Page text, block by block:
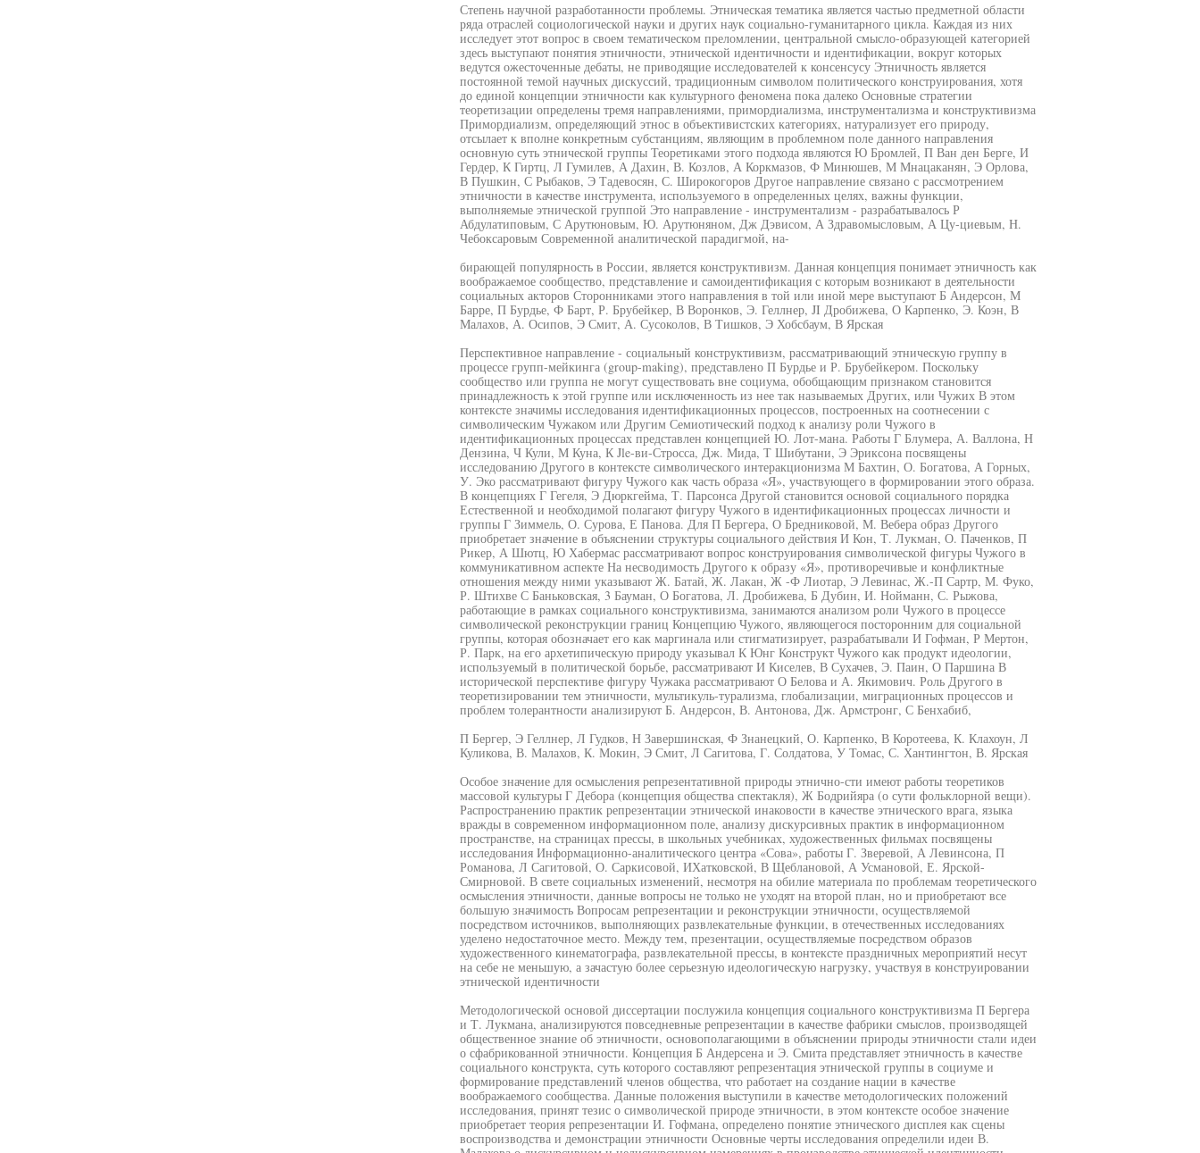
Степень научной разработанности проблемы. Этническая тематика является частью предметной области
ряда отраслей социологической науки и других наук социально-гуманитарного цикла. Каждая из них
исследует этот вопрос в своем тематическом преломлении, центральной смысло-образующей категорией
здесь выступают понятия этничности, этнической идентичности и идентификации, вокруг которых
ведутся ожесточенные дебаты, не приводящие исследователей к консенсусу Этничность является
постоянной темой научных дискуссий, традиционным символом политического конструирования, хотя
до единой концепции этничности как культурного феномена пока далеко Основные стратегии
теоретизации определены тремя направлениями, примордиализма, инструментализма и конструктивизма
Примордиализм, определяющий этнос в объективистских категориях, натурализует его природу,
отсылает к вполне конкретным субстанциям, являющим в проблемном поле данного направления
основную суть этнической группы Теоретиками этого подхода являются Ю Бромлей, П Ван ден Берге, И
Гердер, К Гиртц, Л Гумилев, А Дахин, В. Козлов, А Коркмазов, Ф Минюшев, М Мнацаканян, Э Орлова,
В Пушкин, С Рыбаков, Э Тадевосян, С. Широкогоров Другое направление связано с рассмотрением
этничности в качестве инструмента, используемого в определенных целях, важны функции,
выполняемые этнической группой Это направление - инструментализм - разрабатывалось Р
Абдулатиповым, С Арутюновым, Ю. Арутюняном, Дж Дэвисом, А Здравомысловым, А Цу-циевым, Н.
Чебоксаровым Современной аналитической парадигмой, на-
бирающей популярность в России, является конструктивизм. Данная концепция понимает этничность как
воображаемое сообщество, представление и самоидентификация с которым возникают в деятельности
социальных акторов Сторонниками этого направления в той или иной мере выступают Б Андерсон, М
Барре, П Бурдье, Ф Барт, Р. Брубейкер, В Воронков, Э. Геллнер, JI Дробижева, О Карпенко, Э. Коэн, В
Малахов, А. Осипов, Э Смит, А. Сусоколов, В Тишков, Э Хобсбаум, В Ярская
Перспективное направление - социальный конструктивизм, рассматривающий этническую группу в
процессе групп-мейкинга (group-making), представлено П Бурдье и Р. Брубейкером. Поскольку
сообщество или группа не могут существовать вне социума, обобщающим признаком становится
принадлежность к этой группе или исключенность из нее так называемых Других, или Чужих В этом
контексте значимы исследования идентификационных процессов, построенных на соотнесении с
символическим Чужаком или Другим Семиотический подход к анализу роли Чужого в
идентификационных процессах представлен концепцией Ю. Лот-мана. Работы Г Блумера, А. Валлона, Н
Дензина, Ч Кули, М Куна, К Jle-ви-Стросса, Дж. Мида, Т Шибутани, Э Эриксона посвящены
исследованию Другого в контексте символического интеракционизма М Бахтин, О. Богатова, А Горных,
У. Эко рассматривают фигуру Чужого как часть образа «Я», участвующего в формировании этого образа.
В концепциях Г Гегеля, Э Дюркгейма, Т. Парсонса Другой становится основой социального порядка
Естественной и необходимой полагают фигуру Чужого в идентификационных процессах личности и
группы Г Зиммель, О. Сурова, Е Панова. Для П Бергера, О Бредниковой, М. Вебера образ Другого
приобретает значение в объяснении структуры социального действия И Кон, Т. Лукман, О. Паченков, П
Рикер, А Шютц, Ю Хабермас рассматривают вопрос конструирования символической фигуры Чужого в
коммуникативном аспекте На несводимость Другого к образу «Я», противоречивые и конфликтные
отношения между ними указывают Ж. Батай, Ж. Лакан, Ж -Ф Лиотар, Э Левинас, Ж.-П Сартр, М. Фуко,
Р. Штихве С Баньковская, 3 Бауман, О Богатова, Л. Дробижева, Б Дубин, И. Нойманн, С. Рыжова,
работающие в рамках социального конструктивизма, занимаются анализом роли Чужого в процессе
символической реконструкции границ Концепцию Чужого, являющегося посторонним для социальной
группы, которая обозначает его как маргинала или стигматизирует, разрабатывали И Гофман, Р Мертон,
Р. Парк, на его архетипическую природу указывал К Юнг Конструкт Чужого как продукт идеологии,
используемый в политической борьбе, рассматривают И Киселев, В Сухачев, Э. Паин, О Паршина В
исторической перспективе фигуру Чужака рассматривают О Белова и А. Якимович. Роль Другого в
теоретизировании тем этничности, мультикуль-турализма, глобализации, миграционных процессов и
проблем толерантности анализируют Б. Андерсон, В. Антонова, Дж. Армстронг, С Бенхабиб,
П Бергер, Э Геллнер, Л Гудков, Н Завершинская, Ф Знанецкий, О. Карпенко, В Коротеева, К. Клахоун, Л
Куликова, В. Малахов, К. Мокин, Э Смит, Л Сагитова, Г. Солдатова, У Томас, С. Хантингтон, В. Ярская
Особое значение для осмысления репрезентативной природы этнично-сти имеют работы теоретиков
массовой культуры Г Дебора (концепция общества спектакля), Ж Бодрийяра (о сути фольклорной вещи).
Распространению практик репрезентации этнической инаковости в качестве этнического врага, языка
вражды в современном информационном поле, анализу дискурсивных практик в информационном
пространстве, на страницах прессы, в школьных учебниках, художественных фильмах посвящены
исследования Информационно-аналитического центра «Сова», работы Г. Зверевой, А Левинсона, П
Романова, Л Сагитовой, О. Саркисовой, ИХатковской, В Щеблановой, А Усмановой, Е. Ярской-
Смирновой. В свете социальных изменений, несмотря на обилие материала по проблемам теоретического
осмысления этничности, данные вопросы не только не уходят на второй план, но и приобретают все
большую значимость Вопросам репрезентации и реконструкции этничности, осуществляемой
посредством источников, выполняющих развлекательные функции, в отечественных исследованиях
уделено недостаточное место. Между тем, презентации, осуществляемые посредством образов
художественного кинематографа, развлекательной прессы, в контексте праздничных мероприятий несут
на себе не меньшую, а зачастую более серьезную идеологическую нагрузку, участвуя в конструировании
этнической идентичности
Методологической основой диссертации послужила концепция социального конструктивизма П Бергера
и Т. Лукмана, анализируются повседневные репрезентации в качестве фабрики смыслов, производящей
общественное знание об этничности, основополагающими в объяснении природы этничности стали идеи
о сфабрикованной этничности. Концепция Б Андерсена и Э. Смита представляет этничность в качестве
социального конструкта, суть которого составляют репрезентация этнической группы в социуме и
формирование представлений членов общества, что работает на создание нации в качестве
воображаемого сообщества. Данные положения выступили в качестве методологических положений
исследования, принят тезис о символической природе этничности, в этом контексте особое значение
приобретает теория репрезентации И. Гофмана, определено понятие этнического дисплея как сцены
воспроизводства и демонстрации этничности Основные черты исследования определили идеи В.